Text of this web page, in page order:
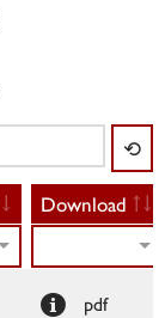
⟲
Download
pdf